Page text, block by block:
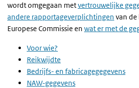
wordt omgegaan metvertrouwelijke
andere rapportageverplichtingen van
Europese Commissie en wat er met de
Voor wie?
Reikwijdte
Bedrijfs- en fabricagegegevens
NAW-gegevens